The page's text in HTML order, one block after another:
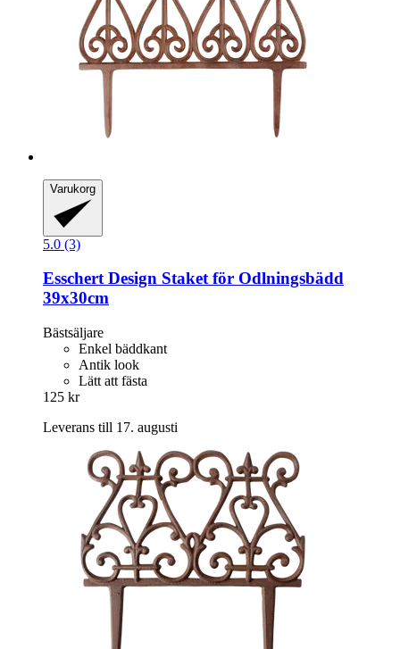
Varukorg
5.0 (3)
Esschert Design Staket för Odlningsbädd
39x30cm
Bästsäljare
Enkel bäddkant
Antik look
Lätt att fästa
125 kr
Leverans till 17. augusti